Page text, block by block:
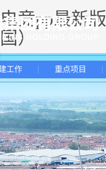
电竞pp最新
国）
工作 重点项目